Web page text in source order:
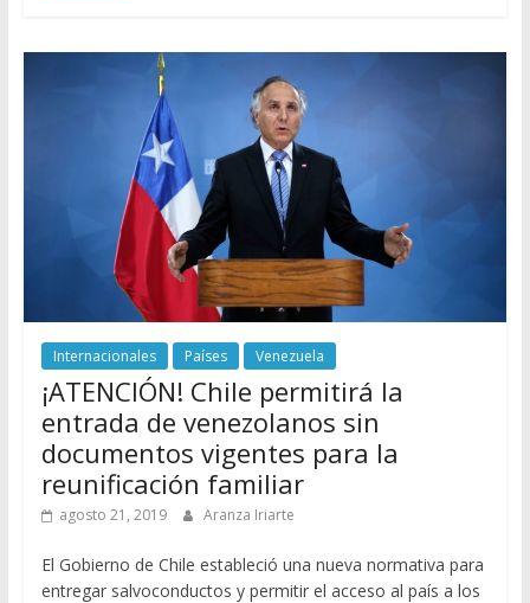
Internacionales Países Venezuela
¡ATENCIÓN! Chile permitirá la
entrada de venezolanos sin
documentos vigentes para la
reunificación familiar
agosto 21, 2019 Aranza Iriarte
El Gobierno de Chile estableció una nueva normativa para
entregar salvoconductos y permitir el acceso al país a los